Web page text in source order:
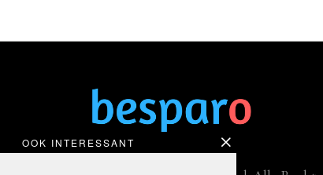
OOK INTERESSANT